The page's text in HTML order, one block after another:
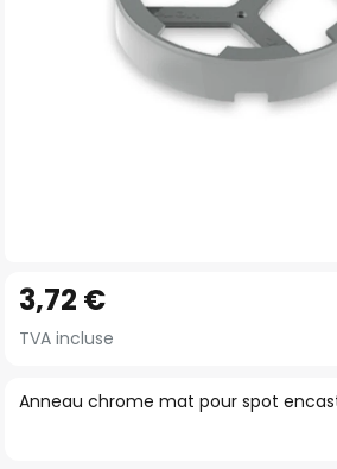
to
the
ofAnneau chrome mat pour spot
3,72 €
TVA incluse